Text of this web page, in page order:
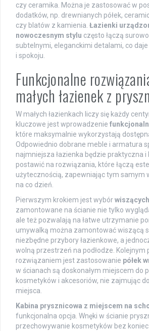
czy ceramika. Można je zastosować w
dodatków, np. drewnianych półek,
czy blatów z kamienia. Łazienki
nowoczesnym stylu często łączą
subtelnymi, eleganckimi detalami, co
i spokoju.
Funkcjonalne
małych łazienek z
W małych łazienkach liczy się każdy
kluczowe jest wprowadzenie
które maksymalnie wykorzystają
Odpowiednio dobrane meble i armatura
najmniejsza łazienka będzie praktyczna
postawić na rozwiązania, które łączą
użytecznością, zapewniając tym samym
na co dzień.
Pierwszym krokiem jest wybór
zamontowane na ścianie nie tylko
ale też pozwalają na łatwe utrzymanie
umywalką można zamontować wiszącą
niezbędne przybory łazienkowe, a
wolną przestrzeń na podłodze. Kolejnym
rozwiązaniem jest zastosowanie półek
w ścianach są doskonałym miejscem do
kosmetyków i akcesoriów, nie zajmując
miejsca.
Kabina prysznicowa z miejscem na
funkcjonalna opcja. Wnęki w ścianie
przechowywanie kosmetyków bez